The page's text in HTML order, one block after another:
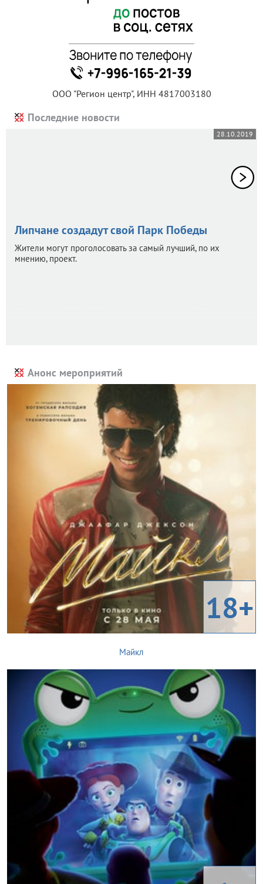
ООО "Регион центр", ИНН 4817003180
Последние новости
28.10.2019
Липчане создадут свой Парк Победы
Жители могут проголосовать за самый лучший, по их
мнению, проект.
Анонс мероприятий
18+
Майкл